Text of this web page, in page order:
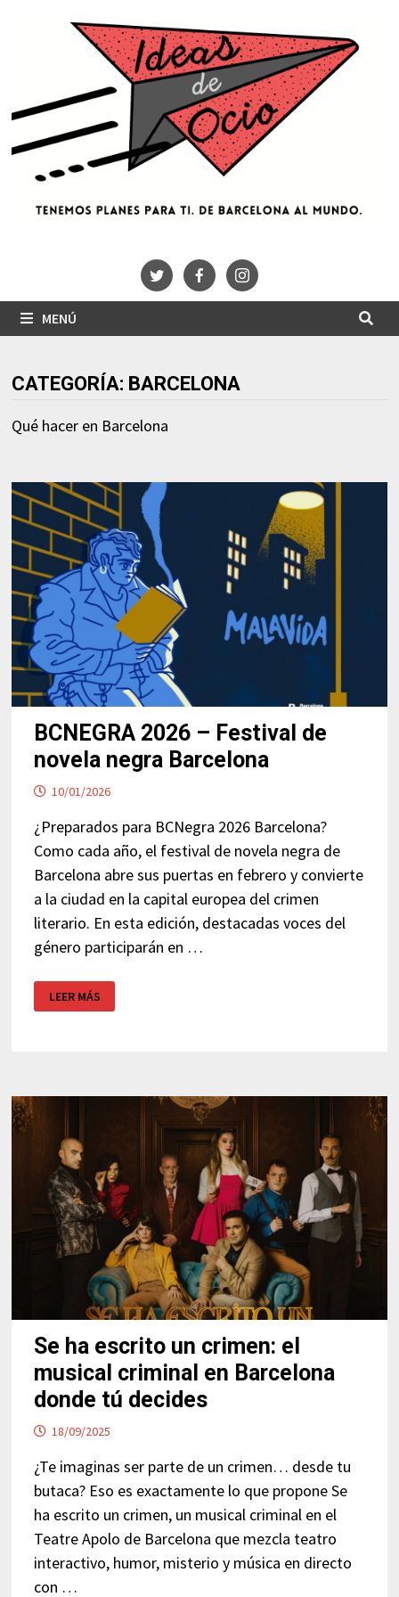
MENÚ
CATEGORÍA: BARCELONA
Qué hacer en Barcelona
BCNEGRA 2026 – Festival de
novela negra Barcelona
10/01/2026
¿Preparados para BCNegra 2026 Barcelona?
Como cada año, el festival de novela negra de
Barcelona abre sus puertas en febrero y convierte
a la ciudad en la capital europea del crimen
literario. En esta edición, destacadas voces del
género participarán en …
BCNEGRA
2026
–
LEER MÁS
Se ha escrito un crimen: el
musical criminal en Barcelona
donde tú decides
18/09/2025
¿Te imaginas ser parte de un crimen… desde tu
butaca? Eso es exactamente lo que propone Se
ha escrito un crimen, un musical criminal en el
Teatre Apolo de Barcelona que mezcla teatro
interactivo, humor, misterio y música en directo
con …